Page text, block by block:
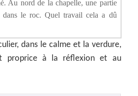
Au nord de la chapelle, une partie
dans le roc. Quel travail cela a dû
dans le calme et la verdure,
proprice à la réflexion et au